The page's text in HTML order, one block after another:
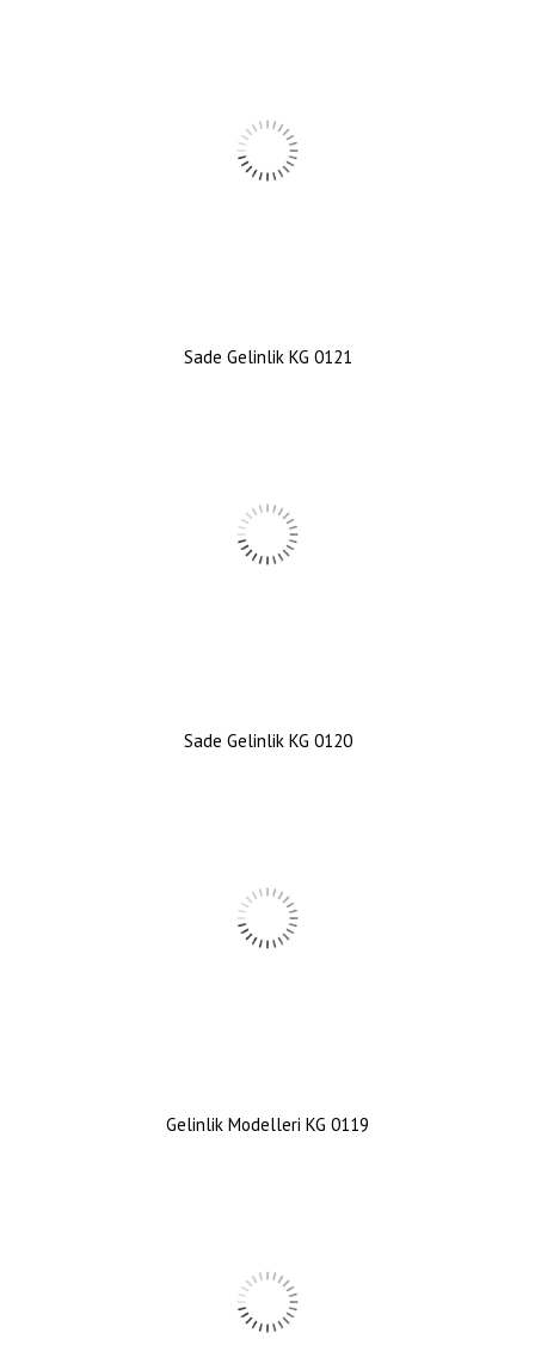
Sade Gelinlik KG 0121
Sade Gelinlik KG 0120
Gelinlik Modelleri KG 0119